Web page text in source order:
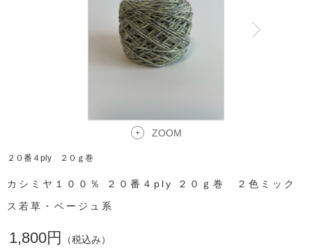
ZOOM
２０番４ply ２０ｇ巻
カシミヤ１００％ ２０番４ply ２０ｇ巻 ２色ミック
ス若草・ベージュ系
1,800円
（税込み）